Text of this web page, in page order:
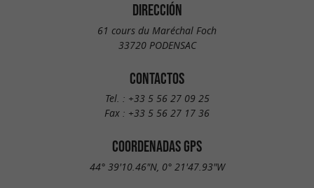
DIRECCIÓN
61 cours du Maréchal Foch
33720 PODENSAC
CONTACTOS
Tel. : +33 5 56 27 09 25
Fax : +33 5 56 27 17 36
COORDENADAS GPS
44° 39'10.46"N, 0° 21'47.93"W